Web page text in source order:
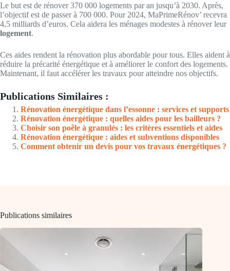
Le but est de rénover 370 000 logements par an jusqu’à 2030. Après,
l’objectif est de passer à 700 000. Pour 2024, MaPrimeRénov’ recevra
4,5 milliards d’euros. Cela aidera les ménages modestes à rénover leur
logement.
Ces aides rendent la rénovation plus abordable pour tous. Elles aident à
réduire la précarité énergétique et à améliorer le confort des logements.
Maintenant, il faut accélérer les travaux pour atteindre nos objectifs.
Publications Similaires :
Rénovation énergétique dans l’essonne : services et supports
Rénovation énergétique : quelles aides pour les bailleurs ?
Choisir son poêle à granulés : les critères essentiels et aides
Rénovation énergétique : aides et subventions disponibles
Comment obtenir un devis pour vos travaux énergétiques ?
Publications similaires